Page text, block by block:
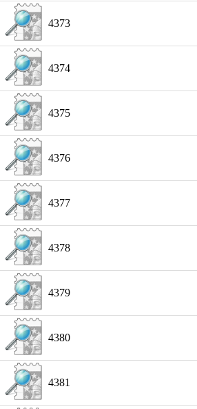
4373
4374
4375
4376
4377
4378
4379
4380
4381